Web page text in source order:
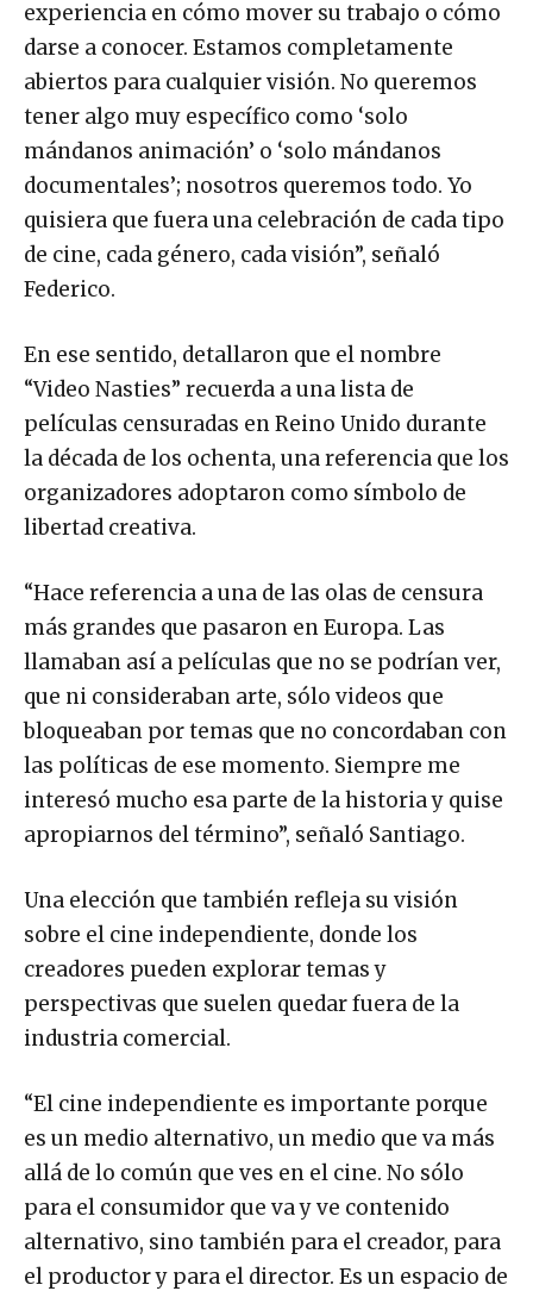
experiencia en cómo mover su trabajo o cómo
darse a conocer. Estamos completamente
abiertos para cualquier visión. No queremos
tener algo muy específico como ‘solo
mándanos animación’ o ‘solo mándanos
documentales’; nosotros queremos todo. Yo
quisiera que fuera una celebración de cada tipo
de cine, cada género, cada visión”, señaló
Federico.
En ese sentido, detallaron que el nombre
“Video Nasties” recuerda a una lista de
películas censuradas en Reino Unido durante
la década de los ochenta, una referencia que los
organizadores adoptaron como símbolo de
libertad creativa.
“Hace referencia a una de las olas de censura
más grandes que pasaron en Europa. Las
llamaban así a películas que no se podrían ver,
que ni consideraban arte, sólo videos que
bloqueaban por temas que no concordaban con
las políticas de ese momento. Siempre me
interesó mucho esa parte de la historia y quise
apropiarnos del término”, señaló Santiago.
Una elección que también refleja su visión
sobre el cine independiente, donde los
creadores pueden explorar temas y
perspectivas que suelen quedar fuera de la
industria comercial.
“El cine independiente es importante porque
es un medio alternativo, un medio que va más
allá de lo común que ves en el cine. No sólo
para el consumidor que va y ve contenido
alternativo, sino también para el creador, para
el productor y para el director. Es un espacio de